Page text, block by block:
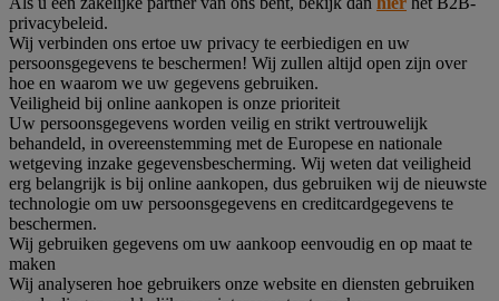
privacybeleid.
Wij verbinden ons ertoe uw privacy te eerbiedigen en uw
persoonsgegevens te beschermen! Wij zullen altijd open zijn over
hoe en waarom we uw gegevens gebruiken.
Veiligheid bij online aankopen is onze prioriteit
Uw persoonsgegevens worden veilig en strikt vertrouwelijk
behandeld, in overeenstemming met de Europese en nationale
wetgeving inzake gegevensbescherming. Wij weten dat veiligheid
erg belangrijk is bij online aankopen, dus gebruiken wij de nieuwste
technologie om uw persoonsgegevens en creditcardgegevens te
beschermen.
Wij gebruiken gegevens om uw aankoop eenvoudig en op maat te
maken
Wij analyseren hoe gebruikers onze website en diensten gebruiken